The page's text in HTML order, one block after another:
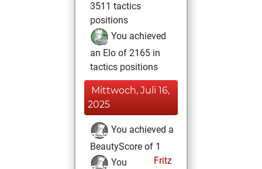
3511 tactics
positions
You achieved
an Elo of 2165 in
tactics positions
Mittwoch, Juli 16,
2025
You achieved a
BeautyScore of 1
Fritz
You